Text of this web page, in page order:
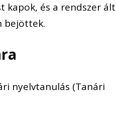
kapok, és a rendszer
bejöttek.
nyelvtanulás (Tanári